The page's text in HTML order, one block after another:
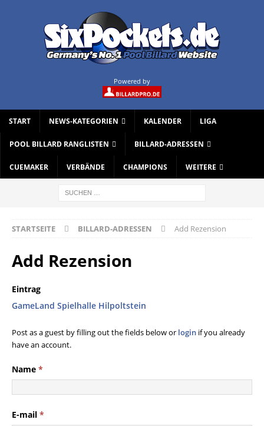
Powered by
START NEWS-KATEGORIEN KALENDER LIGA
POOL BILLARD RANGLISTEN BILLARD-ADRESSEN
CUEMAKER VERBÄNDE CHAMPIONS WEITERE
STARTSEITE BILLARD-ADRESSEN Add Rezension
Add Rezension
Eintrag
GameLand Spielhalle Hilpoltstein
Post as a guest by filling out the fields below or login if you already
have an account.
Name *
E-mail *